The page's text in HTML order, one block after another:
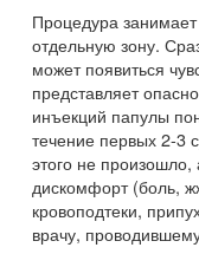
Процедура
отдельную зону.
может появиться
представляет
инъекций папулы
течение первых 2-3
этого не
дискомфорт (боль,
кровоподтеки,
врачу,